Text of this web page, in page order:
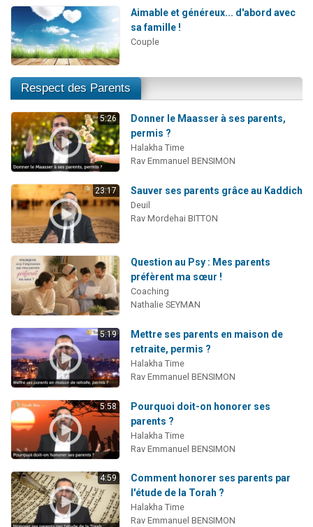
Aimable et généreux... d'abord avec
sa famille !
Couple
Respect des Parents
5:26
Donner le Maasser à ses parents,
permis ?
Halakha Time
Rav Emmanuel BENSIMON
23:17 Sauver ses parents grâce au Kaddich
Deuil
Rav Mordehai BITTON
Question au Psy : Mes parents
préfèrent ma sœur !
Coaching
Nathalie SEYMAN
5:19
Mettre ses parents en maison de
retraite, permis ?
Halakha Time
Rav Emmanuel BENSIMON
5:58
Pourquoi doit-on honorer ses
parents ?
Halakha Time
Rav Emmanuel BENSIMON
4:59
Comment honorer ses parents par
l'étude de la Torah ?
Halakha Time
Rav Emmanuel BENSIMON